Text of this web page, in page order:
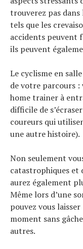
trouverez pas dans
tels que les
accidents peuvent
ils peuvent
Le cyclisme en
de votre parcours :
home trainer à
difficile de
coureurs qui
une autre histoire).
Non seulement
catastrophiques et
aurez également
Même lors d’une
pouvez vous
moment sans
autres.